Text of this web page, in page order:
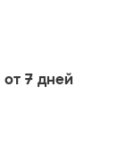
от 7 дней